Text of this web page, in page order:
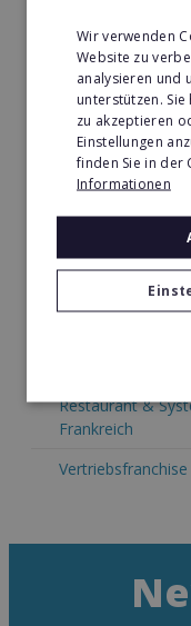
Tier- &
Immobilien
Kinder &
Kosmetik
Medien &
Möbel &
Restaurant &
Frankreich
Wir verwenden
Website zu
analysieren und
unterstützen.
zu akzeptieren
Einstellungen
finden Sie in der
Informationen